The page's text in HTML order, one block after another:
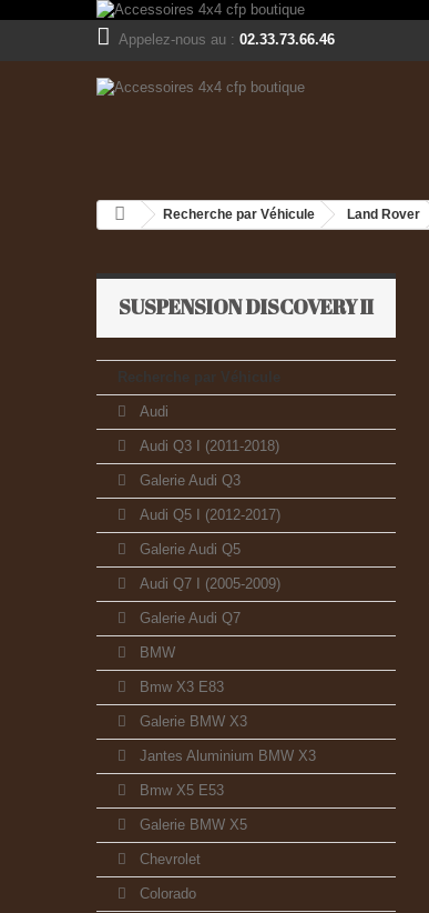
Appelez-nous au : 02.33.73.66.46
Recherche par Véhicule Land Rover
SUSPENSION DISCOVERY II
Recherche par Véhicule
Audi
Audi Q3 I (2011-2018)
Galerie Audi Q3
Audi Q5 I (2012-2017)
Galerie Audi Q5
Audi Q7 I (2005-2009)
Galerie Audi Q7
BMW
Bmw X3 E83
Galerie BMW X3
Jantes Aluminium BMW X3
Bmw X5 E53
Galerie BMW X5
Chevrolet
Colorado